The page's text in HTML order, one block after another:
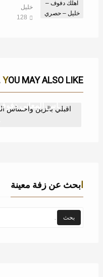
خليل
128
YOU MAY ALSO LIKE ...
اقبلي بالزين واحساس المعاني دفوف – ماهر الامير – حصري
ابحث عن زفة معينة